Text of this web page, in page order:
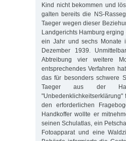
Kind nicht bekommen und
galten bereits die NS-
Taeger wegen dieser
Landgerichts Hamburg
ein Jahr und sechs Monate
Dezember 1939.
Abtreibung vier weitere
entsprechendes Verfahren
das für besonders schwere
Taeger aus der Haft
den erforderlichen
Handkoffer wollte er
seinen Schulatlas, ein
Fotoapparat und eine